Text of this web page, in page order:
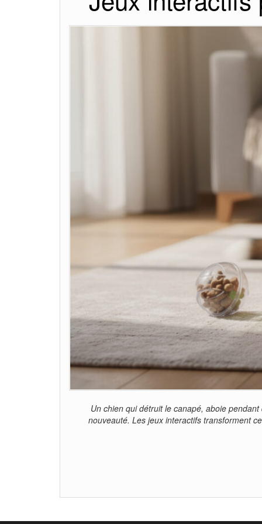
Un chien qui détruit le canapé, aboie
nouveauté. Les jeux interactifs transforment